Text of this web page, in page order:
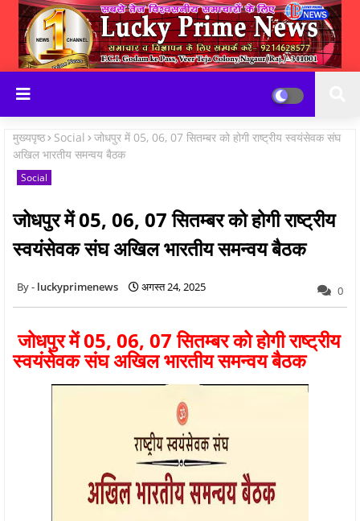
मुख्यपृष्ठ Social
जोधपुर में 05, 06, 07 सितम्बर को होगी राष्ट्रीय स्वयंसेवक संघ
अखिल भारतीय समन्वय बैठक
Social
जोधपुर में 05, 06, 07 सितम्बर को होगी राष्ट्रीय
स्वयंसेवक संघ अखिल भारतीय समन्वय बैठक
luckyprimenews अगस्त 24, 2025 0
जोधपुर में 05, 06, 07 सितम्बर को होगी राष्ट्रीय
स्वयंसेवक संघ अखिल भारतीय समन्वय बैठक